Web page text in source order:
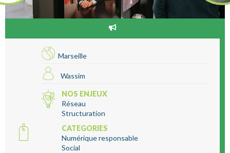
Marseille
Wassim
NOS ENJEUX
Réseau
Structuration
CATEGORIES
Numérique responsable
Social